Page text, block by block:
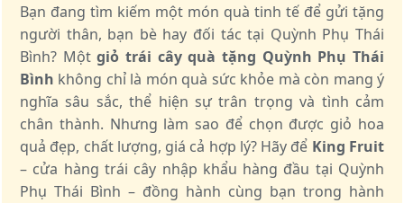
Bạn đang tìm kiếm một món quà tinh tế để gửi tặng
người thân, bạn bè hay đối tác tại Quỳnh Phụ Thái
Bình? Mộtgiỏ trái cây quà tặng Quỳnh Phụ Thái
Bình không chỉ là món quà sức khỏe mà còn mang ý
nghĩa sâu sắc, thể hiện sự trân trọng và tình cảm
chân thành. Nhưng làm sao để chọn được giỏ hoa
quả đẹp, chất lượng, giá cả hợp lý? Hãy để King Fruit
– cửa hàng trái cây nhập khẩu hàng đầu tại Quỳnh
Phụ Thái Bình – đồng hành cùng bạn trong hành